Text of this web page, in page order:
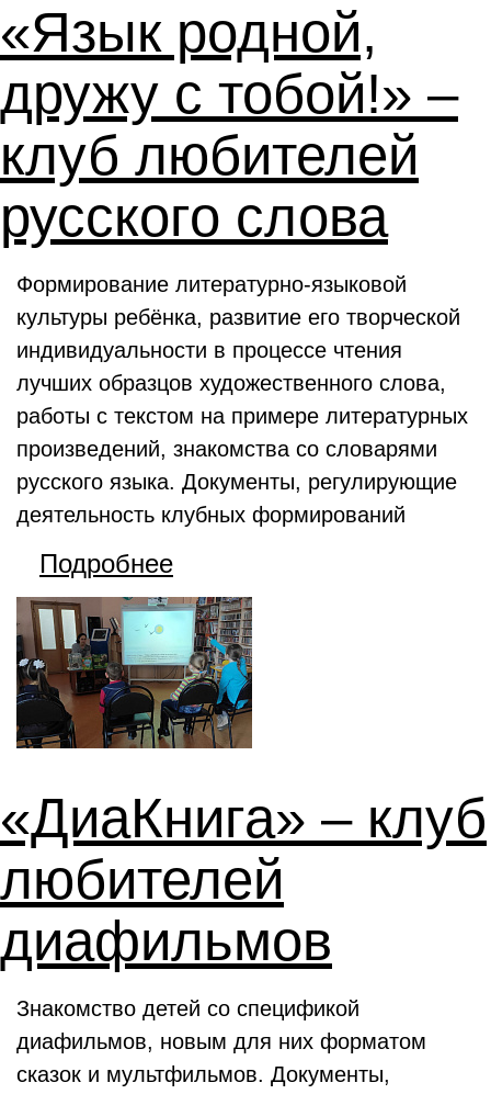
«Язык родной,
дружу с тобой!» –
клуб любителей
русского слова
Формирование литературно-языковой
культуры ребёнка, развитие его творческой
индивидуальности в процессе чтения
лучших образцов художественного слова,
работы с текстом на примере литературных
произведений, знакомства со словарями
русского языка. Документы, регулирующие
деятельность клубных формирований
Подробнее
«ДиаКнига» – клуб
любителей
диафильмов
Знакомство детей со спецификой
диафильмов, новым для них форматом
сказок и мультфильмов. Документы,